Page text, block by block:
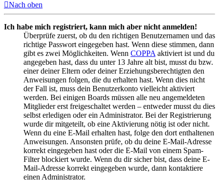
Nach oben
Ich habe mich registriert, kann mich aber nicht anmelden!
Überprüfe zuerst, ob du den richtigen Benutzernamen und das
richtige Passwort eingegeben hast. Wenn diese stimmen, dann
gibt es zwei Möglichkeiten. Wenn COPPA aktiviert ist und du
angegeben hast, dass du unter 13 Jahre alt bist, musst du bzw.
einer deiner Eltern oder deiner Erziehungsberechtigten den
Anweisungen folgen, die du erhalten hast. Wenn dies nicht
der Fall ist, muss dein Benutzerkonto vielleicht aktiviert
werden. Bei einigen Boards müssen alle neu angemeldeten
Mitglieder erst freigeschaltet werden – entweder musst du dies
selbst erledigen oder ein Administrator. Bei der Registrierung
wurde dir mitgeteilt, ob eine Aktivierung nötig ist oder nicht.
Wenn du eine E-Mail erhalten hast, folge den dort enthaltenen
Anweisungen. Ansonsten prüfe, ob du deine E-Mail-Adresse
korrekt eingegeben hast oder die E-Mail von einem Spam-
Filter blockiert wurde. Wenn du dir sicher bist, dass deine E-
Mail-Adresse korrekt eingegeben wurde, dann kontaktiere
einen Administrator.